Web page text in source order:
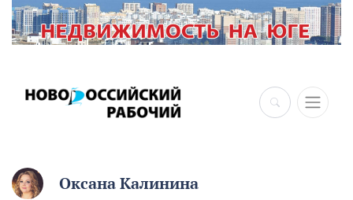
×
Оксана Калинина